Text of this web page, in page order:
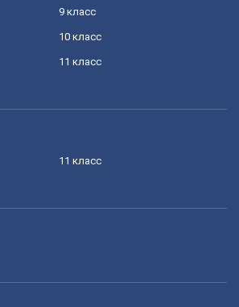
9 класс
10 класс
11 класс
11 класс